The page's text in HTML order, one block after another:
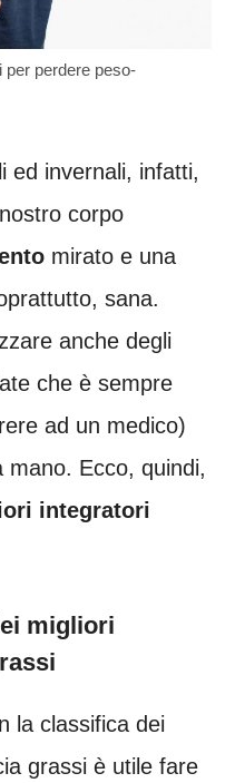
per perdere peso-
ed invernali, infatti,
corpo
mirato e una
sana.
anche degli
che è sempre
ad un medico)
mano. Ecco, quindi,
integratori
migliori
la classifica dei
grassi è utile fare